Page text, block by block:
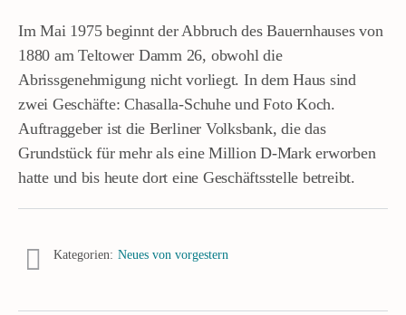
Im Mai 1975 beginnt der Abbruch des Bauernhauses von
1880 am Teltower Damm 26, obwohl die
Abrissgenehmigung nicht vorliegt. In dem Haus sind
zwei Geschäfte: Chasalla-Schuhe und Foto Koch.
Auftraggeber ist die Berliner Volksbank, die das
Grundstück für mehr als eine Million D-Mark erworben
hatte und bis heute dort eine Geschäftsstelle betreibt.
Kategorien: Neues von vorgestern